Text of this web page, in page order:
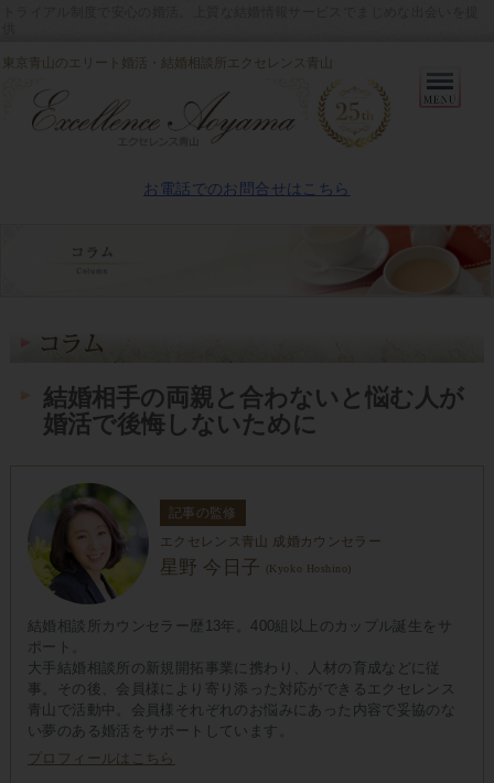
東京青山のエリート婚活・結婚相談所エクセレンス青山
お電話でのお問合せはこちら
結婚相手の両親と合わないと悩む人が
婚活で後悔しないために
記事の監修
エクセレンス青山 成婚カウンセラー
星野 今日子 (Kyoko Hoshino)
結婚相談所カウンセラー歴13年。400組以上のカップル誕生をサ
ポート。
大手結婚相談所の新規開拓事業に携わり、人材の育成などに従
事。その後、会員様により寄り添った対応ができるエクセレンス
青山で活動中。会員様それぞれのお悩みにあった内容で妥協のな
い夢のある婚活をサポートしています。
プロフィールはこちら